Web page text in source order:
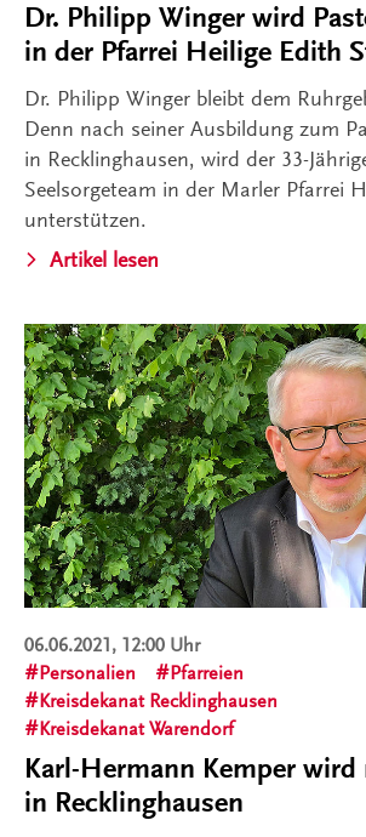
Dr. Philipp Winger wird
in der Pfarrei Heilige Edith
Dr. Philipp Winger bleibt dem
Denn nach seiner Ausbildung zum
in Recklinghausen, wird der 33-
Seelsorgeteam in der Marler Pfarrei
unterstützen.
Artikel lesen
06.06.2021, 12:00 Uhr
Personalien
Pfarreien
Kreisdekanat Recklinghausen
Kreisdekanat Warendorf
Karl-Hermann Kemper wird
in Recklinghausen